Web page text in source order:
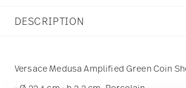
DESCRIPTION
Versace Medusa Amplified Green Coin